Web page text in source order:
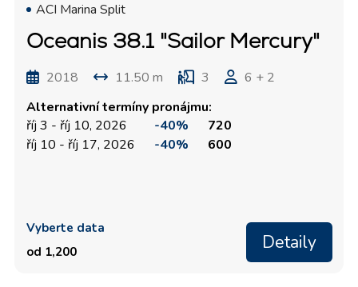
ACI Marina Split
Oceanis 38.1 "Sailor Mercury"
2018 11.50 m 3
6 + 2
Alternativní termíny pronájmu:
říj 3 - říj 10, 2026
-40%
720
říj 10 - říj 17, 2026
-40% 600
Vyberte data
od 1,200
Detaily